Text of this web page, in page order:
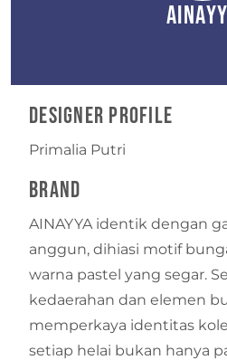
Designer Profile
Primalia Putri
Brand
AINAYYA identik dengan
anggun, dihiasi motif
warna pastel yang segar.
kedaerahan dan elemen
memperkaya identitas
setiap helai bukan hanya